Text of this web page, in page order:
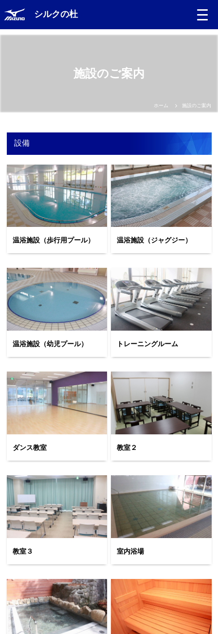
シルクの杜
施設のご案内
ホーム 施設のご案内
設備
温浴施設（歩行用プール） 温浴施設（ジャグジー）
温浴施設（幼児プール） トレーニングルーム
ダンス教室 教室２
教室３ 室内浴場